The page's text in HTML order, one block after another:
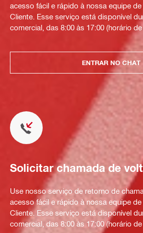
acesso fácil e rápido à nossa equipe
Cliente. Esse serviço está disponível
comercial, das 8:00 às 17:00 (horário de
ENTRAR NO CHAT
Solicitar chamada de
Use nosso serviço de retorno de
acesso fácil e rápido à nossa equipe
Cliente. Esse serviço está disponível
comercial, das 8:00 às 17:00 (horário